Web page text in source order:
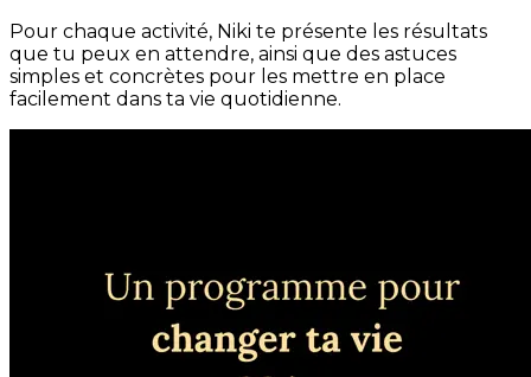
Pour chaque activité, Niki te présente les résultats
que tu peux en attendre, ainsi que des astuces
simples et concrètes pour les mettre en place
facilement dans ta vie quotidienne.